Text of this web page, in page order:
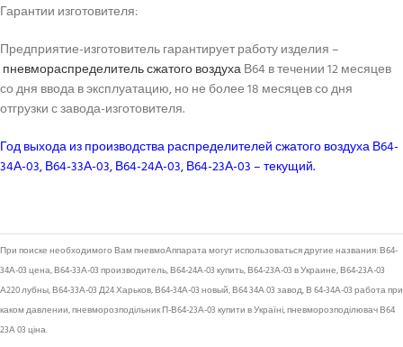
Гарантии изготовителя:
Предприятие-изготовитель гарантирует работу изделия –
пневмораспределитель сжатого воздухаВ64 в течении 12 месяцев
со дня ввода в эксплуатацию, но не более 18 месяцев со дня
отгрузки с завода-изготовителя.
Год выхода из производства распределителей сжатого воздуха В64-
34А-03, В64-33А-03, В64-24А-03, В64-23А-03 – текущий.
При поиске необходимого Вам пневмоАппарата могут использоваться другие названия: В64-
34А-03 цена, В64-33А-03 производитель, В64-24А-03 купить, В64-23А-03 в Украине, В64-23А-03
А220 лубны, В64-33А-03 Д24 Харьков, В64-34А-03 новый, В64 34А 03 завод, В 64-34А-03 работа при
каком давлении, пневморозподільник П-В64-23А-03 купити в Україні, пневморозподілювач В64
23А 03 ціна.